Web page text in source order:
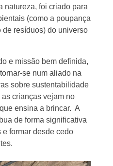
natureza, foi criado para
(como a poupança
resíduos) do universo
e missão bem definida,
se num aliado na
sobre sustentabilidade
crianças vejam no
ensina a brincar. A
de forma significativa
e formar desde cedo